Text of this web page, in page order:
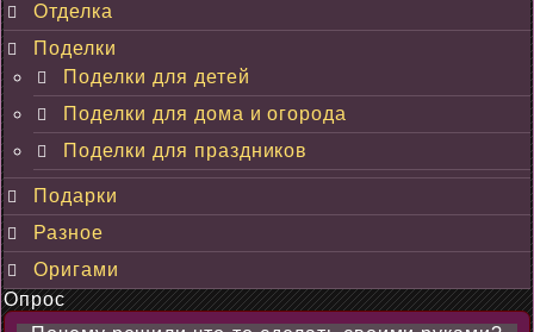
Отделка
Поделки
Поделки для детей
Поделки для дома и огорода
Поделки для праздников
Подарки
Разное
Оригами
Опрос